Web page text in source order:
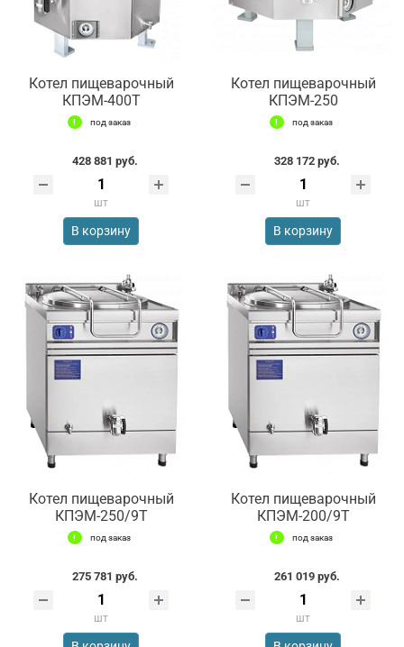
Котел пищеварочный
КПЭМ-400Т
под заказ
428 881 руб.
шт
В корзину
Котел пищеварочный
КПЭМ-250
под заказ
328 172 руб.
шт
В корзину
Котел пищеварочный
КПЭМ-250/9Т
под заказ
275 781 руб.
шт
Котел пищеварочный
КПЭМ-200/9Т
под заказ
261 019 руб.
шт